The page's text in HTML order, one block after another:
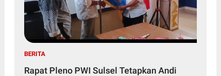
BERITA
Rapat Pleno PWI Sulsel Tetapkan Andi